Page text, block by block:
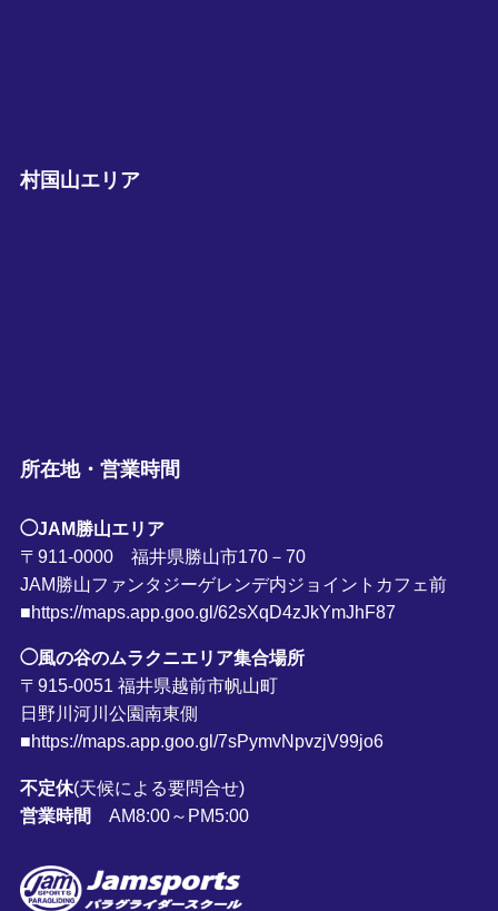
村国山エリア
所在地・営業時間
◯JAM勝山エリア
〒911-0000 福井県勝山市170－70
JAM勝山ファンタジーゲレンデ内ジョイントカフェ前
■https://maps.app.goo.gl/62sXqD4zJkYmJhF87
◯風の谷のムラクニエリア集合場所
〒915-0051 福井県越前市帆山町
日野川河川公園南東側
■https://maps.app.goo.gl/7sPymvNpvzjV99jo6
不定休(天候による要問合せ)
営業時間
AM8:00～PM5:00